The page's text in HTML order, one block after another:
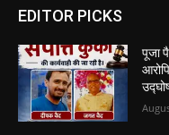
EDITOR PICKS
पूजा